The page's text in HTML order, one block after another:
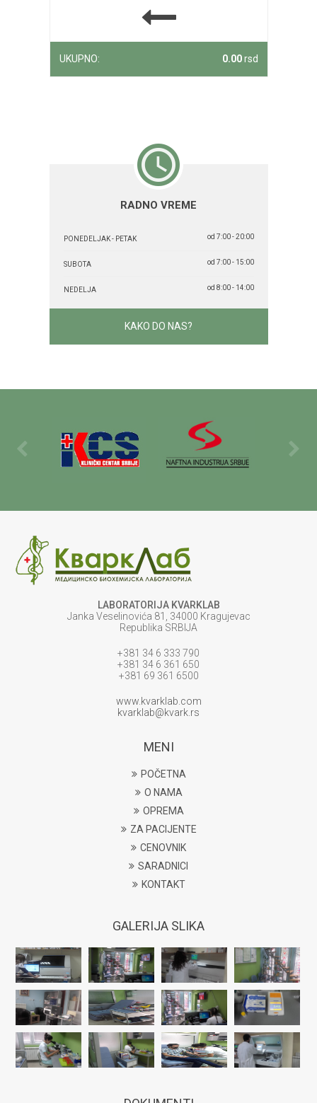
UKUPNO: 0.00rsd
RADNO VREME
PONEDELJAK - PETAK od 7:00 - 20:00
SUBOTA od 7:00 - 15:00
NEDELJA od 8:00 - 14:00
KAKO DO NAS?
LABORATORIJA KVARKLAB
Janka Veselinovića 81, 34000 Kragujevac
Republika SRBIJA
+381 34 6 333 790
+381 34 6 361 650
+381 69 361 6500
www.kvarklab.com
kvarklab@kvark.rs
MENI
POČETNA
O NAMA
OPREMA
ZA PACIJENTE
CENOVNIK
SARADNICI
KONTAKT
GALERIJA SLIKA